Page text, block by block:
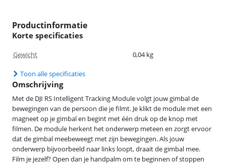
Productinformatie
Korte specificaties
Gewicht 0,04 kg
Toon alle specificaties
Omschrijving
Met de DJI RS Intelligent Tracking Module volgt jouw gimbal de
bewegingen van de persoon die je filmt. Je klikt de module met een
magneet op je gimbal en begint met één druk op de knop met
filmen. De module herkent het onderwerp meteen en zorgt ervoor
dat de gimbal meebeweegt met zijn bewegingen. Als jouw
onderwerp bijvoorbeeld naar links loopt, draait de gimbal mee.
Film je jezelf? Open dan je handpalm om te beginnen of stoppen